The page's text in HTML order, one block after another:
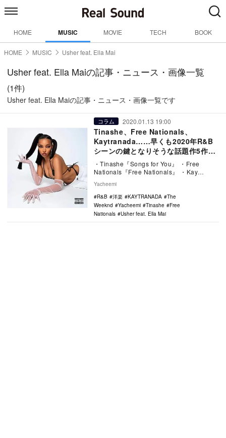
HOME MUSIC MOVIE TECH BOOK
HOME MUSIC Usher feat. Ella Mai
Usher feat. Ella Maiの記事・ニュース・画像一覧
(1件)
Usher feat. Ella Maiの記事・ニュース・画像一覧です
コラム 2020.01.13 19:00
Tinashe、Free Nationals、
Kaytranada……早くも2020年R&B
シーンの鍵となりそうな話題作5作を
ピックアップ
・Tinashe『Songs for You』 ・Free
Nationals『Free Nationals』 ・Kay…
Yacheemi
R&B
洋楽 KAYTRANADA
The
Weeknd
Yacheemi Tinashe
Free
Nationals
Usher feat. Ella Mai